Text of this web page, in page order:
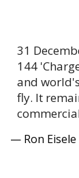
31
144
and
fly. It
— Ron Eisele